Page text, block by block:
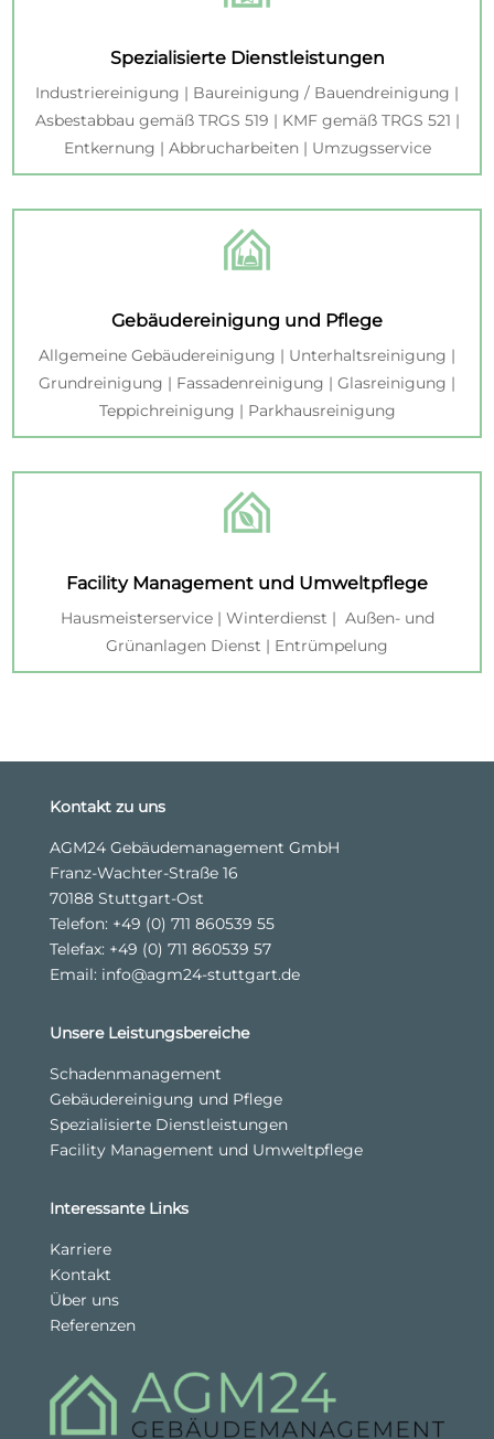
Spezialisierte Dienstleistungen
Industriereinigung | Baureinigung / Bauendreinigung |
Asbestabbau gemäß TRGS 519 | KMF gemäß TRGS 521 |
Entkernung | Abbrucharbeiten | Umzugsservice
Gebäudereinigung und Pflege
Allgemeine Gebäudereinigung | Unterhaltsreinigung |
Grundreinigung | Fassadenreinigung | Glasreinigung |
Teppichreinigung | Parkhausreinigung
Facility Management und Umweltpflege
Hausmeisterservice | Winterdienst | Außen- und
Grünanlagen Dienst | Entrümpelung
Kontakt zu uns
AGM24 Gebäudemanagement GmbH
Franz-Wachter-Straße 16
70188 Stuttgart-Ost
Telefon: +49 (0) 711 860539 55
Telefax: +49 (0) 711 860539 57
Email: info@agm24-stuttgart.de
Unsere Leistungsbereiche
Schadenmanagement
Gebäudereinigung und Pflege
Spezialisierte Dienstleistungen
Facility Management und Umweltpflege
Interessante Links
Karriere
Kontakt
Über uns
Referenzen